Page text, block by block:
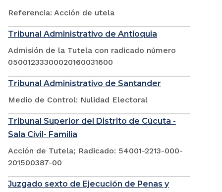
Referencia: Acción de utela
Tribunal Administrativo de Antioquia
Admisión de la Tutela con radicado número
05001233300020160031600
Tribunal Administrativo de Santander
Medio de Control: Nulidad Electoral
Tribunal Superior del Distrito de Cúcuta -
Sala Civil- Familia
Acción de Tutela; Radicado: 54001-2213-000-
201500387-00
Juzgado sexto de Ejecución de Penas y